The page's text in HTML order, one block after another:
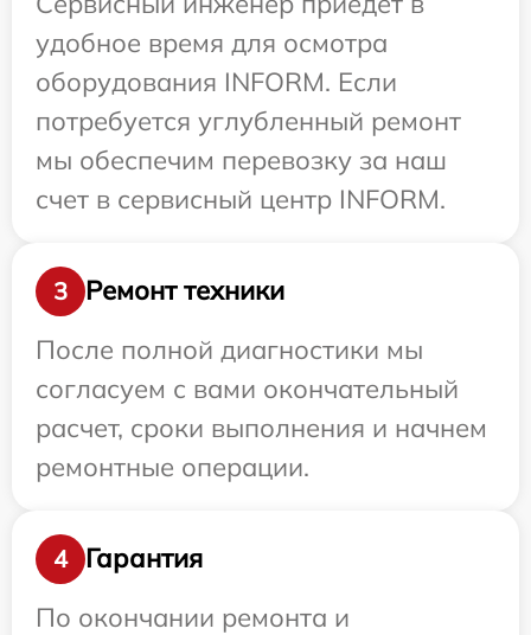
удобное время для осмотра
оборудования INFORM. Если
потребуется углубленный ремонт
мы обеспечим перевозку за наш
счет в сервисный центр INFORM.
3
Ремонт техники
После полной диагностики мы
согласуем с вами окончательный
расчет, сроки выполнения и начнем
ремонтные операции.
4
Гарантия
По окончании ремонта и